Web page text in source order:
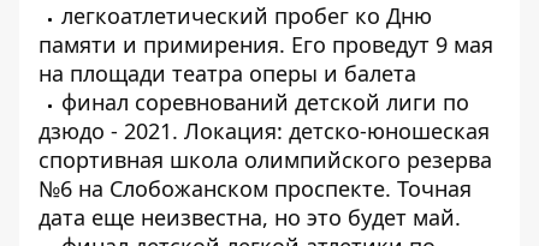
легкоатлетический пробег ко Дню
памяти и примирения. Его проведут 9 мая
на площади театра оперы и балета
финал соревнований детской лиги по
дзюдо - 2021. Локация: детско-юношеская
спортивная школа олимпийского резерва
№6 на Слобожанском проспекте. Точная
дата еще неизвестна, но это будет май.